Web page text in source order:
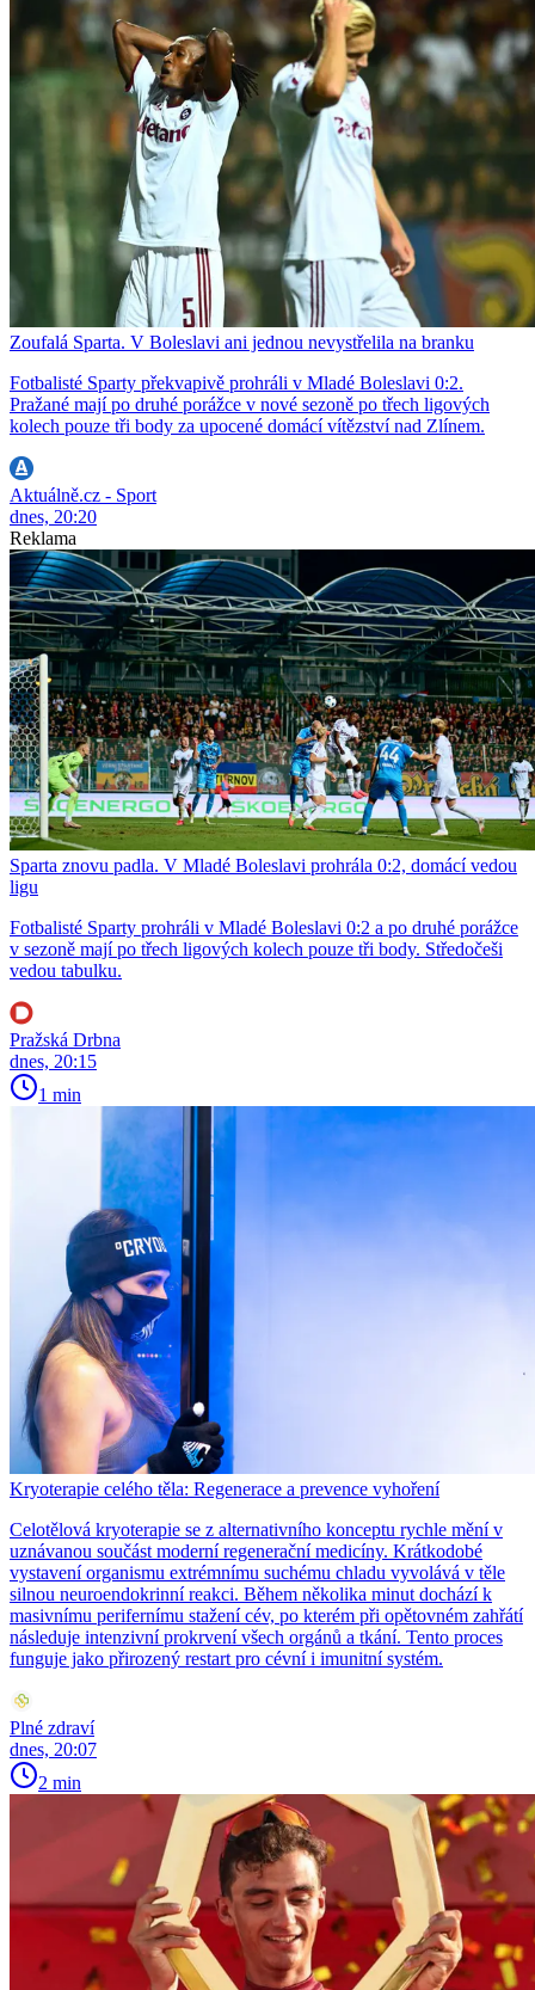
Zoufalá Sparta. V Boleslavi ani jednou nevystřelila na branku
Fotbalisté Sparty překvapivě prohráli v Mladé Boleslavi 0:2.
Pražané mají po druhé porážce v nové sezoně po třech ligových
kolech pouze tři body za upocené domácí vítězství nad Zlínem.
Aktuálně.cz - Sport
dnes, 20:20
Reklama
Sparta znovu padla. V Mladé Boleslavi prohrála 0:2, domácí vedou
ligu
Fotbalisté Sparty prohráli v Mladé Boleslavi 0:2 a po druhé porážce
v sezoně mají po třech ligových kolech pouze tři body. Středočeši
vedou tabulku.
Pražská Drbna
dnes, 20:15
1 min
Kryoterapie celého těla: Regenerace a prevence vyhoření
Celotělová kryoterapie se z alternativního konceptu rychle mění v
uznávanou součást moderní regenerační medicíny. Krátkodobé
vystavení organismu extrémnímu suchému chladu vyvolává v těle
silnou neuroendokrinní reakci. Během několika minut dochází k
masivnímu perifernímu stažení cév, po kterém při opětovném zahřátí
následuje intenzivní prokrvení všech orgánů a tkání. Tento proces
funguje jako přirozený restart pro cévní i imunitní systém.
Plné zdraví
dnes, 20:07
2 min